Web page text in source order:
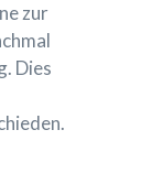
zur
Dies